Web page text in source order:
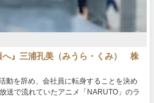
へ』三浦孔美（みうら・くみ） 株
動を辞め、会社員に転身することを決め
送で流れていたアニメ「NARUTO」のラ